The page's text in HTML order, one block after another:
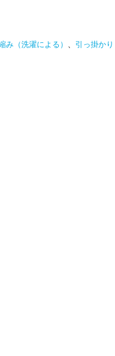
み（洗濯による） 、 引っ掛かり